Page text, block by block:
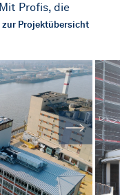
Profis, die
zur Projektübersicht